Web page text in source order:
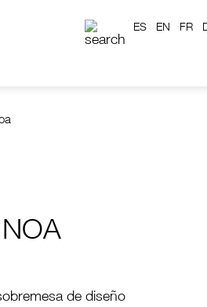
ES EN FR
NOA
de diseño